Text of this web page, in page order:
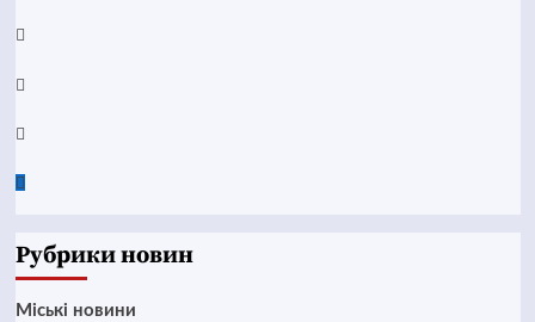
Telegram
Instagram
Twitter
Google
Рубрики новин
Mіські новини